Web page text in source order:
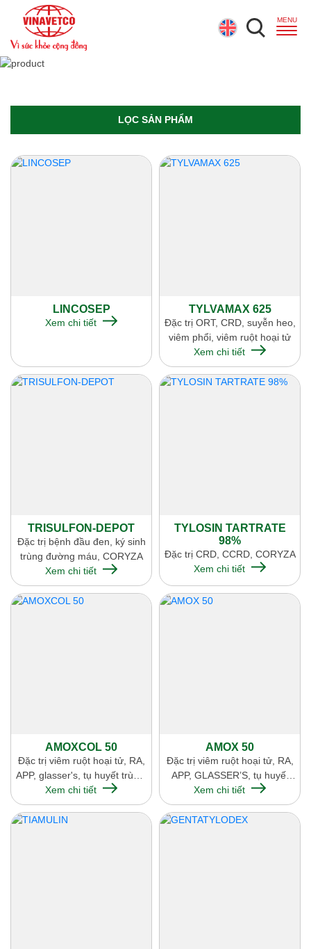
LỌC SẢN PHẨM
LINCOSEP
Xem chi tiết
TYLVAMAX 625
Đặc trị ORT, CRD, suyễn heo,
viêm phổi, viêm ruột hoại tử
Xem chi tiết
TRISULFON-DEPOT
Đặc trị bệnh đầu đen, ký sinh
trùng đường máu, CORYZA
Xem chi tiết
TYLOSIN TARTRATE
98%
Đặc trị CRD, CCRD, CORYZA
Xem chi tiết
AMOXCOL 50
Đặc trị viêm ruột hoại tử, RA,
APP, glasser's, tụ huyết trùng,
tiêu chảy
Xem chi tiết
AMOX 50
Đặc trị viêm ruột hoại tử, RA,
APP, GLASSER’S, tụ huyết
trùng, tiêu chảy
Xem chi tiết